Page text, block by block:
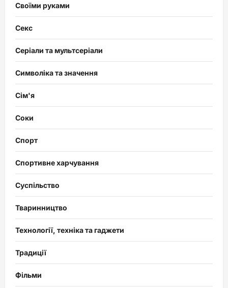
Своїми руками
Секс
Серіали та мультсеріали
Символіка та значення
Сім'я
Соки
Спорт
Спортивне харчування
Суспільство
Тваринництво
Технології, техніка та гаджети
Традиції
Фільми